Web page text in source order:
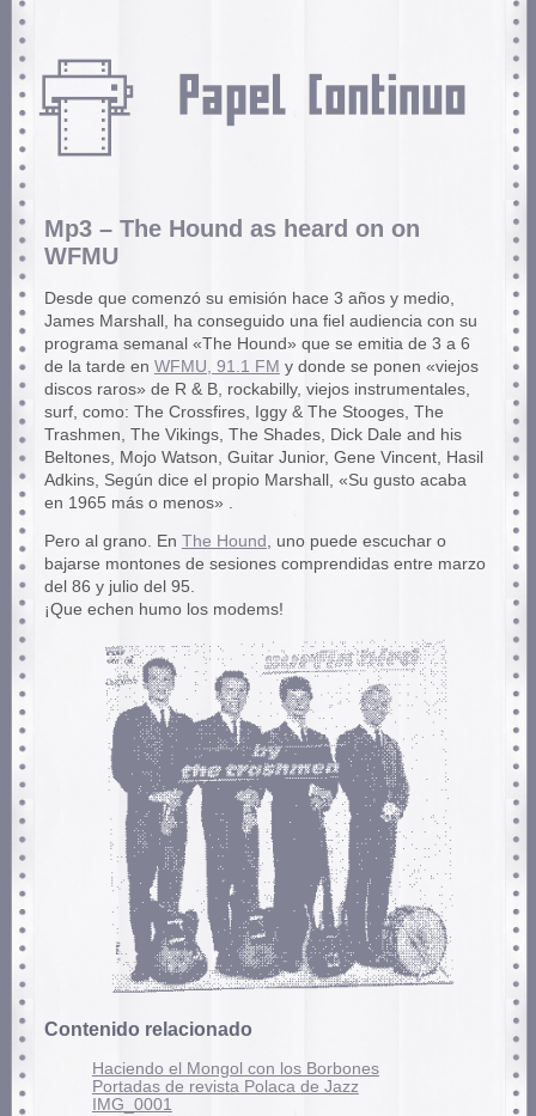
Mp3 – The Hound as heard on on
WFMU
Desde que comenzó su emisión hace 3 años y medio,
James Marshall, ha conseguido una fiel audiencia con su
programa semanal «The Hound» que se emitia de 3 a 6
de la tarde en WFMU, 91.1 FM y donde se ponen «viejos
discos raros» de R & B, rockabilly, viejos instrumentales,
surf, como: The Crossfires, Iggy & The Stooges, The
Trashmen, The Vikings, The Shades, Dick Dale and his
Beltones, Mojo Watson, Guitar Junior, Gene Vincent, Hasil
Adkins, Según dice el propio Marshall, «Su gusto acaba
en 1965 más o menos» .
Pero al grano. En The Hound , uno puede escuchar o
bajarse montones de sesiones comprendidas entre marzo
del 86 y julio del 95.
¡Que echen humo los modems!
Contenido relacionado
Haciendo el Mongol con los Borbones
Portadas de revista Polaca de Jazz
IMG_0001